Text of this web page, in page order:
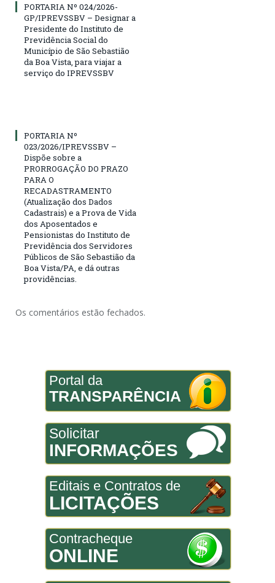
PORTARIA Nº 024/2026-
GP/IPREVSSBV – Designar a
Presidente do Instituto de
Previdência Social do
Município de São Sebastião
da Boa Vista, para viajar a
serviço do IPREVSSBV
PORTARIA Nº
023/2026/IPREVSSBV –
Dispõe sobre a
PRORROGAÇÃO DO PRAZO
PARA O
RECADASTRAMENTO
(Atualização dos Dados
Cadastrais) e a Prova de Vida
dos Aposentados e
Pensionistas do Instituto de
Previdência dos Servidores
Públicos de São Sebastião da
Boa Vista/PA, e dá outras
providências.
Os comentários estão fechados.
Portal da
TRANSPARÊNCIA
Solicitar
INFORMAÇÕES
Editais e Contratos de
LICITAÇÕES
Contracheque
ONLINE